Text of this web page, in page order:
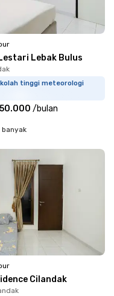
Lebak Bulus
tinggi meteorologi
/bulan
Cilandak